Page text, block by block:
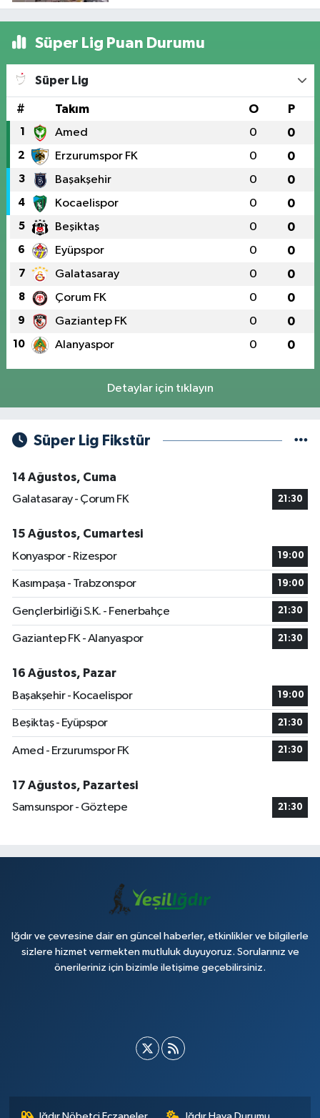
Süper Lig Puan Durumu
Süper Lig
# Takım O P
1 Amed 0 0
2 Erzurumspor FK 0 0
3 Başakşehir 0 0
4 Kocaelispor 0 0
5 Beşiktaş 0 0
6 Eyüpspor 0 0
7 Galatasaray 0 0
8 Çorum FK 0 0
9 Gaziantep FK 0 0
10 Alanyaspor 0 0
Detaylar için tıklayın
Süper Lig Fikstür
14 Ağustos, Cuma
Galatasaray - Çorum FK
21:30
15 Ağustos, Cumartesi
Konyaspor - Rizespor
19:00
Kasımpaşa - Trabzonspor 19:00
Gençlerbirliği S.K. - Fenerbahçe 21:30
Gaziantep FK - Alanyaspor 21:30
16 Ağustos, Pazar
Başakşehir - Kocaelispor
19:00
Beşiktaş - Eyüpspor 21:30
Amed - Erzurumspor FK 21:30
17 Ağustos, Pazartesi
Samsunspor - Göztepe
21:30
Iğdır ve çevresine dair en güncel haberler, etkinlikler ve bilgilerle
sizlere hizmet vermekten mutluluk duyuyoruz. Sorularınız ve
önerileriniz için bizimle iletişime geçebilirsiniz.